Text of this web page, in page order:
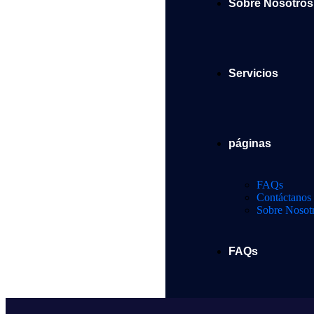
Sobre Nosotros
Servicios
páginas
FAQs
Contáctanos
Sobre
FAQs